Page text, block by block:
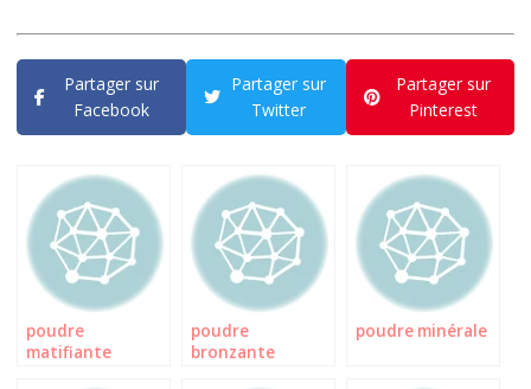
Partager sur
Facebook
Partager sur
Twitter
Partager sur
Pinterest
poudre
matifiante
poudre
bronzante
poudre minérale